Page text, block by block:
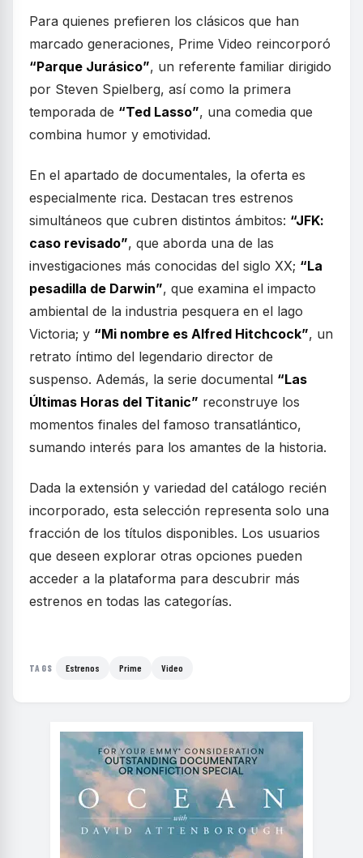
Para quienes prefieren los clásicos que han
marcado generaciones, Prime Video reincorporó
“Parque Jurásico”, un referente familiar dirigido
por Steven Spielberg, así como la primera
temporada de “Ted Lasso”, una comedia que
combina humor y emotividad.
En el apartado de documentales, la oferta es
especialmente rica. Destacan tres estrenos
simultáneos que cubren distintos ámbitos: “JFK:
caso revisado”, que aborda una de las
investigaciones más conocidas del siglo XX; “La
pesadilla de Darwin”, que examina el impacto
ambiental de la industria pesquera en el lago
Victoria; y “Mi nombre es Alfred Hitchcock”, un
retrato íntimo del legendario director de
suspenso. Además, la serie documental “Las
Últimas Horas del Titanic” reconstruye los
momentos finales del famoso transatlántico,
sumando interés para los amantes de la historia.
Dada la extensión y variedad del catálogo recién
incorporado, esta selección representa solo una
fracción de los títulos disponibles. Los usuarios
que deseen explorar otras opciones pueden
acceder a la plataforma para descubrir más
estrenos en todas las categorías.
TAGS Estrenos Prime Video